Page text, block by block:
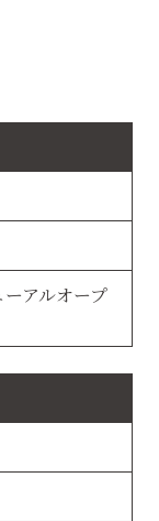
アルオープ